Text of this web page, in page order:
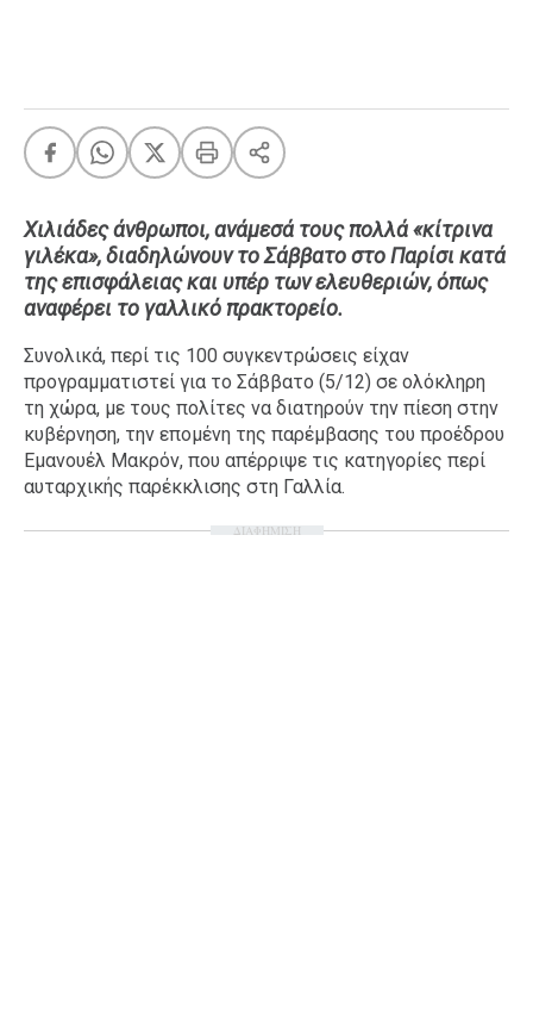
A-List LGBTQI+
LIFE
Food
Body+Mind
Ταξίδια
Style
Σπίτι
Family
Σχέσεις
Χιλιάδες άνθρωποι, ανάμεσά τους πολλά «κίτρινα
γιλέκα», διαδηλώνουν το Σάββατο στο Παρίσι κατά
της επισφάλειας και υπέρ των ελευθεριών, όπως
αναφέρει το γαλλικό πρακτορείο.
Συνολικά, περί τις 100 συγκεντρώσεις είχαν
προγραμματιστεί για το Σάββατο (5/12) σε ολόκληρη
τη χώρα, με τους πολίτες να διατηρούν την πίεση στην
κυβέρνηση, την επομένη της παρέμβασης του προέδρου
Εμανουέλ Μακρόν, που απέρριψε τις κατηγορίες περί
αυταρχικής παρέκκλισης στη Γαλλία.
ΔΙΑΦΗΜΙΣΗ